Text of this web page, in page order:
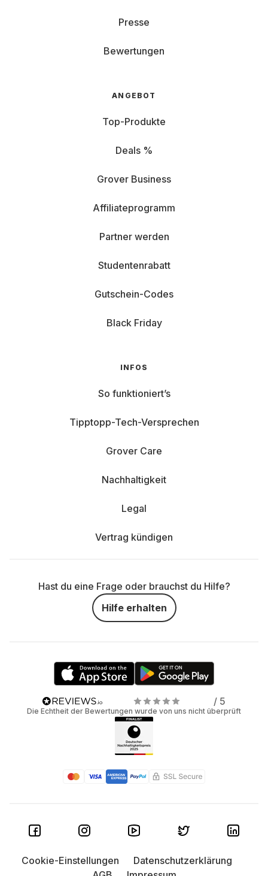
Presse
Bewertungen
ANGEBOT
Top-Produkte
Deals %
Grover Business
Affiliateprogramm
Partner werden
Studentenrabatt
Gutschein-Codes
Black Friday
INFOS
So funktioniert’s
Tipptopp-Tech-Versprechen
Grover Care
Nachhaltigkeit
Legal
Vertrag kündigen
Hast du eine Frage oder brauchst du Hilfe?
Hilfe erhalten
/ 5
Die Echtheit der Bewertungen wurde von uns nicht überprüft
Cookie-Einstellungen
Datenschutzerklärung